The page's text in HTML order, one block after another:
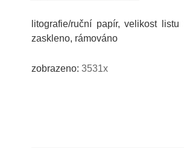
litografie/ruční papír, velikost
zaskleno, rámováno
zobrazeno: 3531x